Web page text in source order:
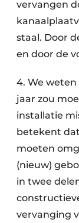
vervangen
staal. Door
en door de
4. We
jaar zou
installatie
betekent
moeten
(nieuw)
in twee
vervanging